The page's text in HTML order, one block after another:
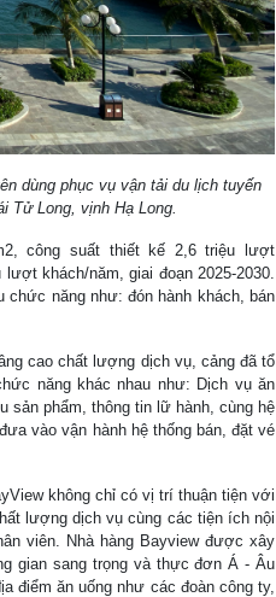
dùng phục vụ vận tải du lịch tuyến
Tử Long, vịnh Hạ Long.
công suất thiết kế 2,6 triệu lượt
khách/năm, giai đoạn 2025-2030.
năng như: đón hành khách, bán
cao chất lượng dịch vụ, cảng đã tổ
năng khác nhau như: Dịch vụ ăn
sản phẩm, thông tin lữ hành, cùng hệ
vào vận hành hệ thống bán, đặt vé
không chỉ có vị trí thuận tiện với
lượng dịch vụ cùng các tiện ích nội
viên. Nhà hàng Bayview được xây
gian sang trọng và thực đơn Á - Âu
điểm ăn uống như các đoàn công ty,